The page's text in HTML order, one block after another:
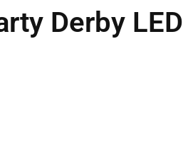
Derby LED